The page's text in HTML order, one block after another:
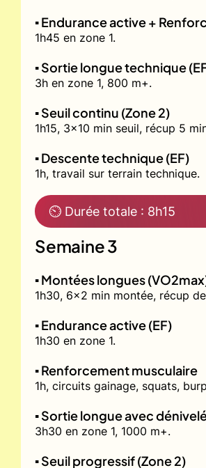
▪️ Endurance active +
1h45 en zone 1.
▪️ Sortie longue technique
3h en zone 1, 800 m+.
▪️ Seuil continu (Zone 2)
1h15, 3x10 min seuil, récup 5
▪️ Descente technique (EF)
1h, travail sur terrain technique.
⏲ Durée totale : 8h15
Semaine 3
▪️ Montées longues
1h30, 6x2 min montée, récup
▪️ Endurance active (EF)
1h30 en zone 1.
▪️ Renforcement musculaire
1h, circuits gainage, squats,
▪️ Sortie longue avec
3h30 en zone 1, 1000 m+.
▪️ Seuil progressif (Zone 2)